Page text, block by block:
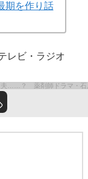
期を作り話
レビ・ラジオ
夫……？ 薬剤師ドラマ・石